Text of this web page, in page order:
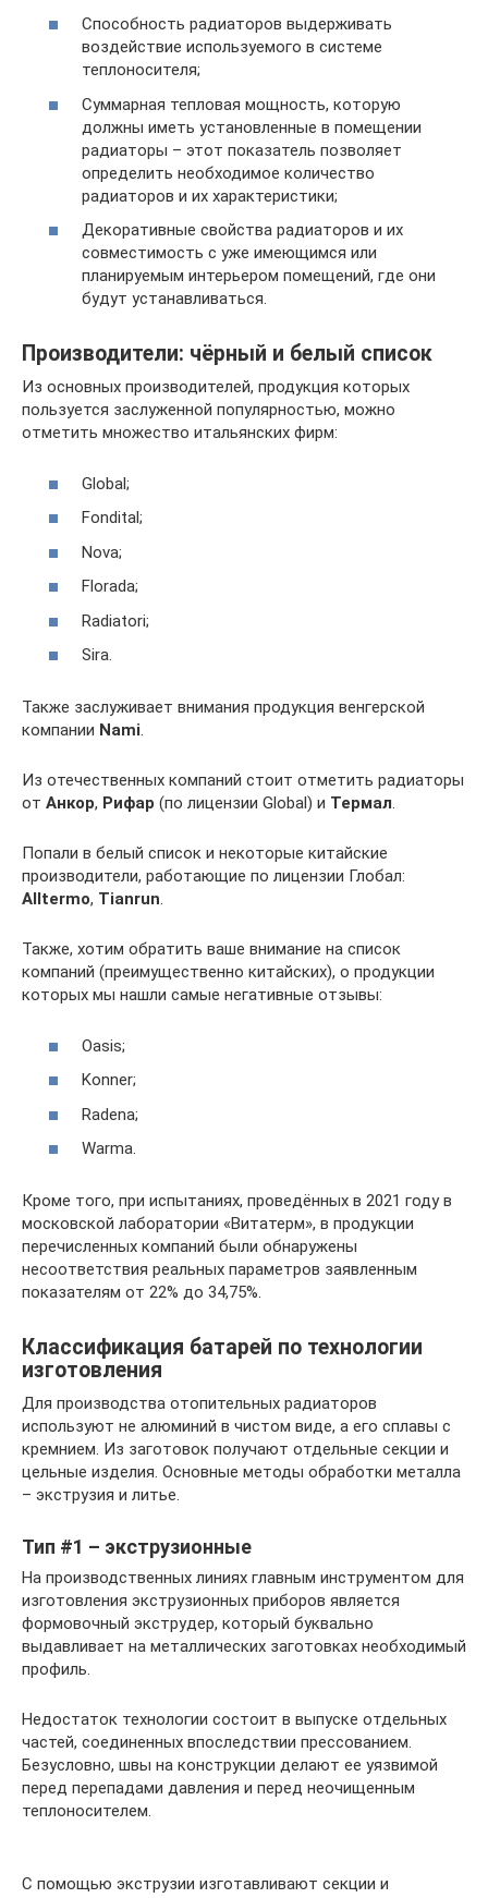
Способность радиаторов выдерживать
воздействие используемого в системе
теплоносителя;
Суммарная тепловая мощность, которую
должны иметь установленные в помещении
радиаторы – этот показатель позволяет
определить необходимое количество
радиаторов и их характеристики;
Декоративные свойства радиаторов и их
совместимость с уже имеющимся или
планируемым интерьером помещений, где они
будут устанавливаться.
Производители: чёрный и белый список
Из основных производителей, продукция которых
пользуется заслуженной популярностью, можно
отметить множество итальянских фирм:
Global;
Fondital;
Nova;
Florada;
Radiatori;
Sira.
Также заслуживает внимания продукция венгерской
компании Nami.
Из отечественных компаний стоит отметить радиаторы
от Анкор, Рифар (по лицензии Global) и Термал.
Попали в белый список и некоторые китайские
производители, работающие по лицензии Глобал:
Alltermo, Tianrun.
Также, хотим обратить ваше внимание на список
компаний (преимущественно китайских), о продукции
которых мы нашли самые негативные отзывы:
Oasis;
Konner;
Radena;
Warma.
Кроме того, при испытаниях, проведённых в 2021 году в
московской лаборатории «Витатерм», в продукции
перечисленных компаний были обнаружены
несоответствия реальных параметров заявленным
показателям от 22% до 34,75%.
Классификация батарей по технологии
изготовления
Для производства отопительных радиаторов
используют не алюминий в чистом виде, а его сплавы с
кремнием. Из заготовок получают отдельные секции и
цельные изделия. Основные методы обработки металла
– экструзия и литье.
Тип #1 – экструзионные
На производственных линиях главным инструментом для
изготовления экструзионных приборов является
формовочный экструдер, который буквально
выдавливает на металлических заготовках необходимый
профиль.
Недостаток технологии состоит в выпуске отдельных
частей, соединенных впоследствии прессованием.
Безусловно, швы на конструкции делают ее уязвимой
перед перепадами давления и перед неочищенным
теплоносителем.
С помощью экструзии изготавливают секции и